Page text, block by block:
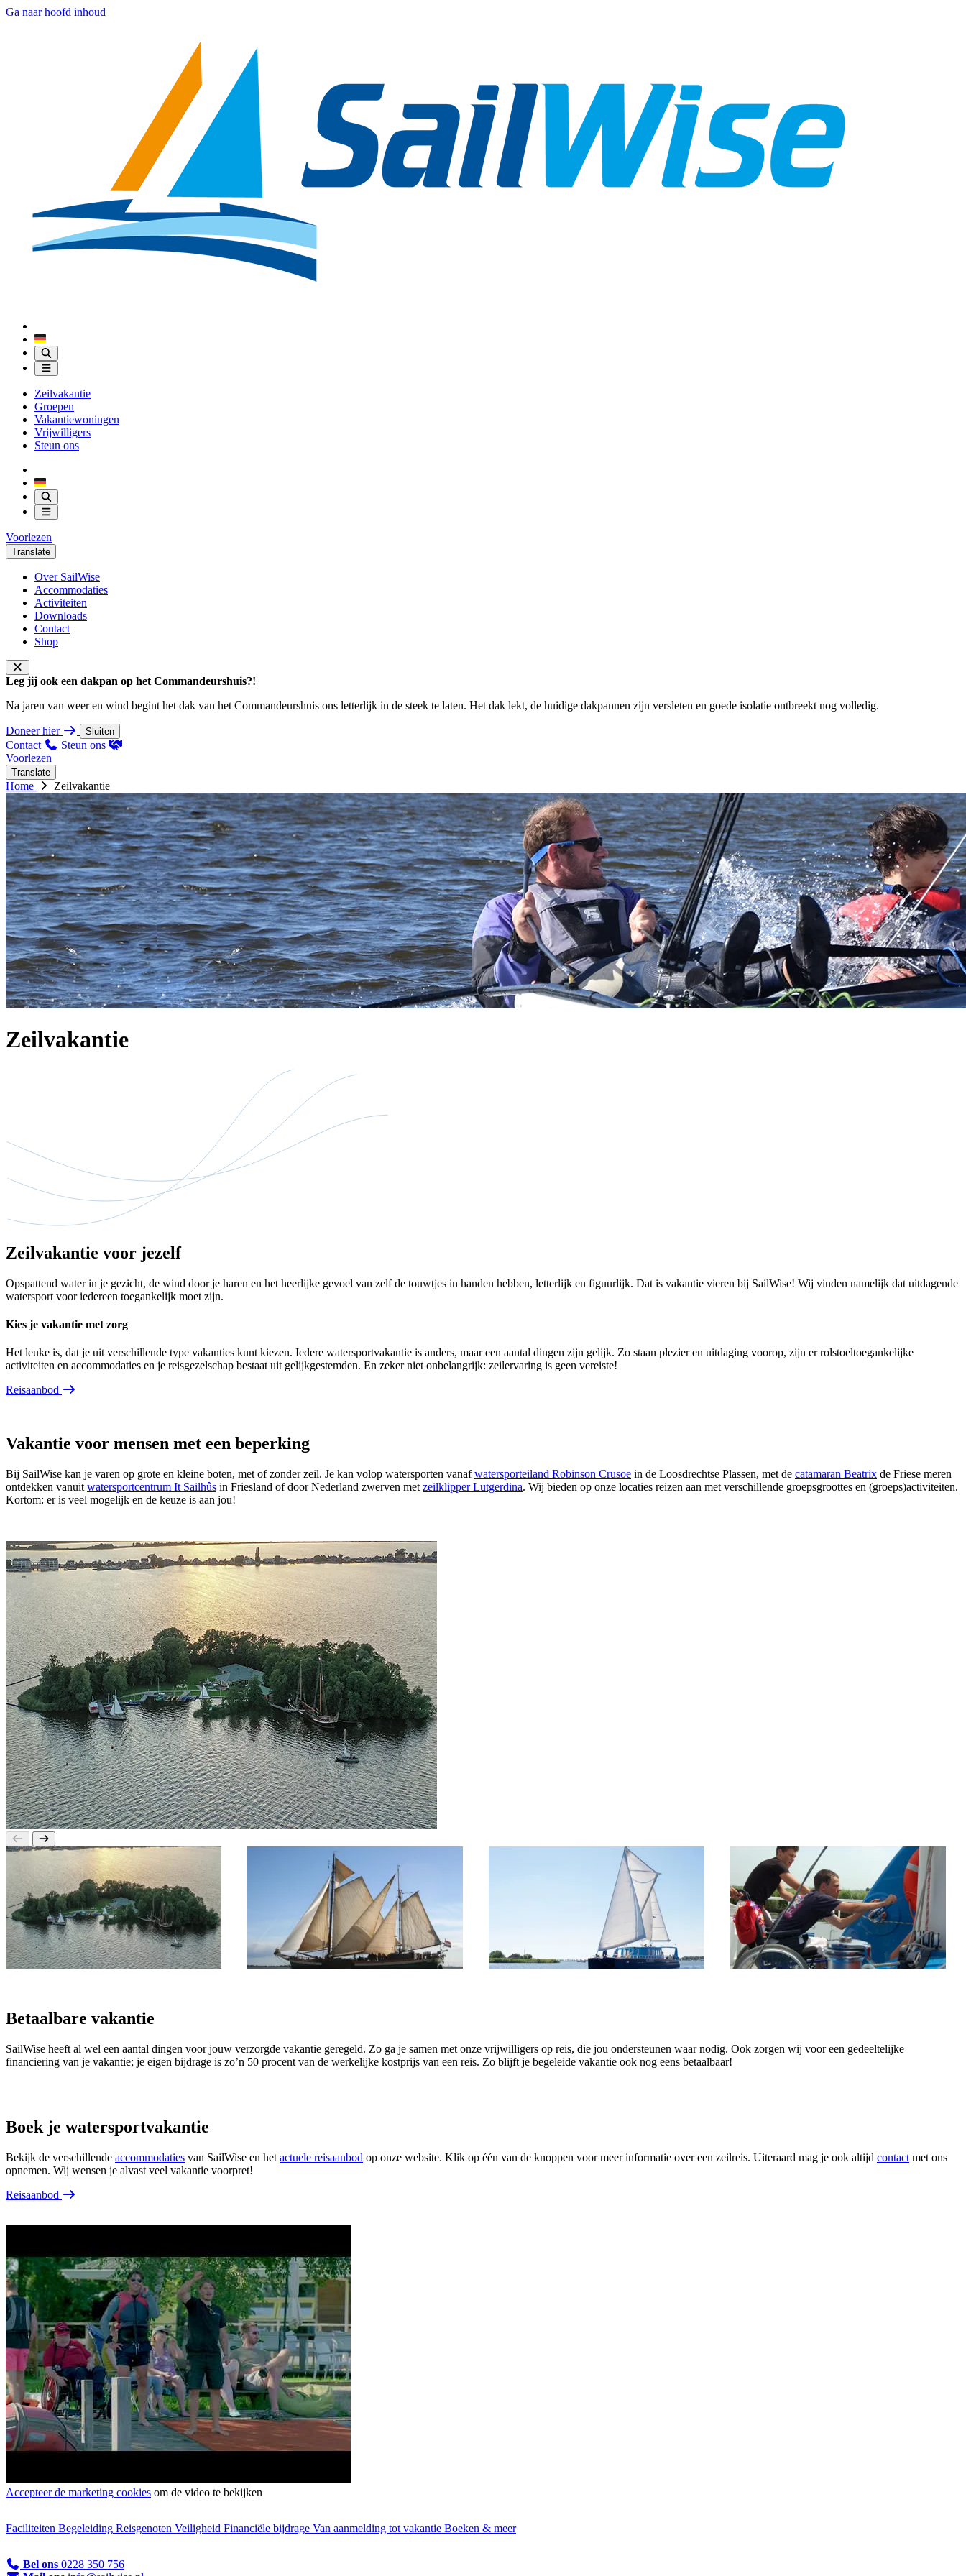
Ga naar hoofd inhoud
Zeilvakantie
Groepen
Vakantiewoningen
Vrijwilligers
Steun ons
Voorlezen
Translate
Over SailWise
Accommodaties
Activiteiten
Downloads
Contact
Shop
Leg jij ook een dakpan op het Commandeurshuis?!
Na jaren van weer en wind begint het dak van het Commandeurshuis ons letterlijk in de steek te laten. Het dak lekt, de huidige dakpannen zijn versleten en goede isolatie ontbreekt nog volledig.
Doneer hier Sluiten
Contact
Steun ons
Voorlezen
Translate
Home Zeilvakantie
Zeilvakantie
Zeilvakantie voor jezelf
Opspattend water in je gezicht, de wind door je haren en het heerlijke gevoel van zelf de touwtjes in handen hebben, letterlijk en figuurlijk. Dat is vakantie vieren bij SailWise! Wij vinden namelijk dat uitdagende
watersport voor iedereen toegankelijk moet zijn.
Kies je vakantie met zorg
Het leuke is, dat je uit verschillende type vakanties kunt kiezen. Iedere watersportvakantie is anders, maar een aantal dingen zijn gelijk. Zo staan plezier en uitdaging voorop, zijn er rolstoeltoegankelijke
activiteiten en accommodaties en je reisgezelschap bestaat uit gelijkgestemden. En zeker niet onbelangrijk: zeilervaring is geen vereiste!
Reisaanbod
Vakantie voor mensen met een beperking
Bij SailWise kan je varen op grote en kleine boten, met of zonder zeil. Je kan volop watersporten vanafwatersporteiland Robinson Crusoe in de Loosdrechtse Plassen, met de catamaran Beatrix de Friese meren
ontdekken vanuit watersportcentrum It Sailhûs in Friesland of door Nederland zwerven met zeilklipper Lutgerdina. Wij bieden op onze locaties reizen aan met verschillende groepsgroottes en (groeps)activiteiten.
Kortom: er is veel mogelijk en de keuze is aan jou!
Betaalbare vakantie
SailWise heeft al wel een aantal dingen voor jouw verzorgde vakantie geregeld. Zo ga je samen met onze vrijwilligers op reis, die jou ondersteunen waar nodig. Ook zorgen wij voor een gedeeltelijke
financiering van je vakantie; je eigen bijdrage is zo’n 50 procent van de werkelijke kostprijs van een reis. Zo blijft je begeleide vakantie ook nog eens betaalbaar!
Boek je watersportvakantie
Bekijk de verschillende accommodaties van SailWise en het actuele reisaanbod op onze website. Klik op één van de knoppen voor meer informatie over een zeilreis. Uiteraard mag je ook altijd contact met ons
opnemen. Wij wensen je alvast veel vakantie voorpret!
Reisaanbod
Accepteer de marketing cookies om de video te bekijken
Faciliteiten Begeleiding Reisgenoten Veiligheid Financiële bijdrage Van aanmelding tot vakantie Boeken & meer
Bel ons 0228 350 756